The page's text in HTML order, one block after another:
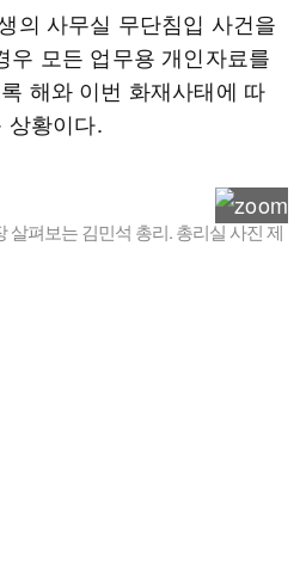
의 사무실 무단침입 사건을
우 모든 업무용 개인자료를
해와 이번 화재사태에 따
상황이다.
살펴보는 김민석 총리. 총리실 사진 제